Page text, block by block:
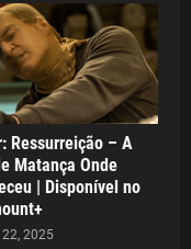
Ressurreição – A
Matança Onde
| Disponível no
2025